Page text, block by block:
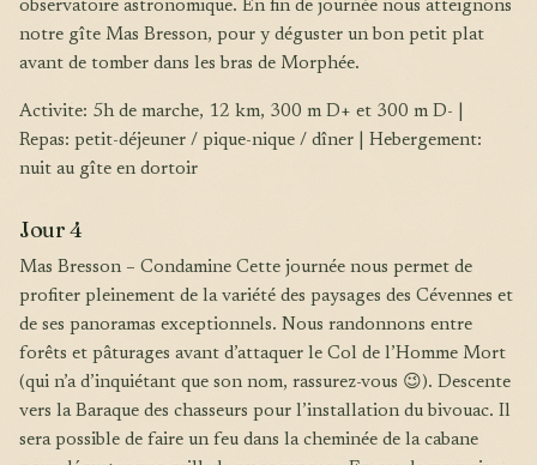
observatoire astronomique. En fin de journée nous atteignons
notre gîte Mas Bresson, pour y déguster un bon petit plat
avant de tomber dans les bras de Morphée.
Activite: 5h de marche, 12 km, 300 m D+ et 300 m D- |
Repas: petit-déjeuner / pique-nique / dîner | Hebergement:
nuit au gîte en dortoir
Jour 4
Mas Bresson – Condamine Cette journée nous permet de
profiter pleinement de la variété des paysages des Cévennes et
de ses panoramas exceptionnels. Nous randonnons entre
forêts et pâturages avant d’attaquer le Col de l’Homme Mort
(qui n’a d’inquiétant que son nom, rassurez-vous 😉). Descente
vers la Baraque des chasseurs pour l’installation du bivouac. Il
sera possible de faire un feu dans la cheminée de la cabane